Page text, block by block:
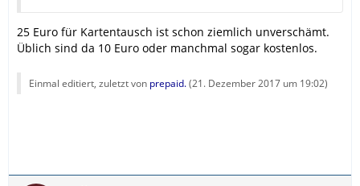
25 Euro für Kartentausch ist schon ziemlich unverschämt.
Üblich sind da 10 Euro oder manchmal sogar kostenlos.
Einmal editiert, zuletzt von prepaid.(21. Dezember 2017 um 19:02)